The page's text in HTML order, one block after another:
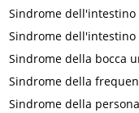
Sindrome
Sindrome
Sindrome della bocca
Sindrome della
Sindrome della